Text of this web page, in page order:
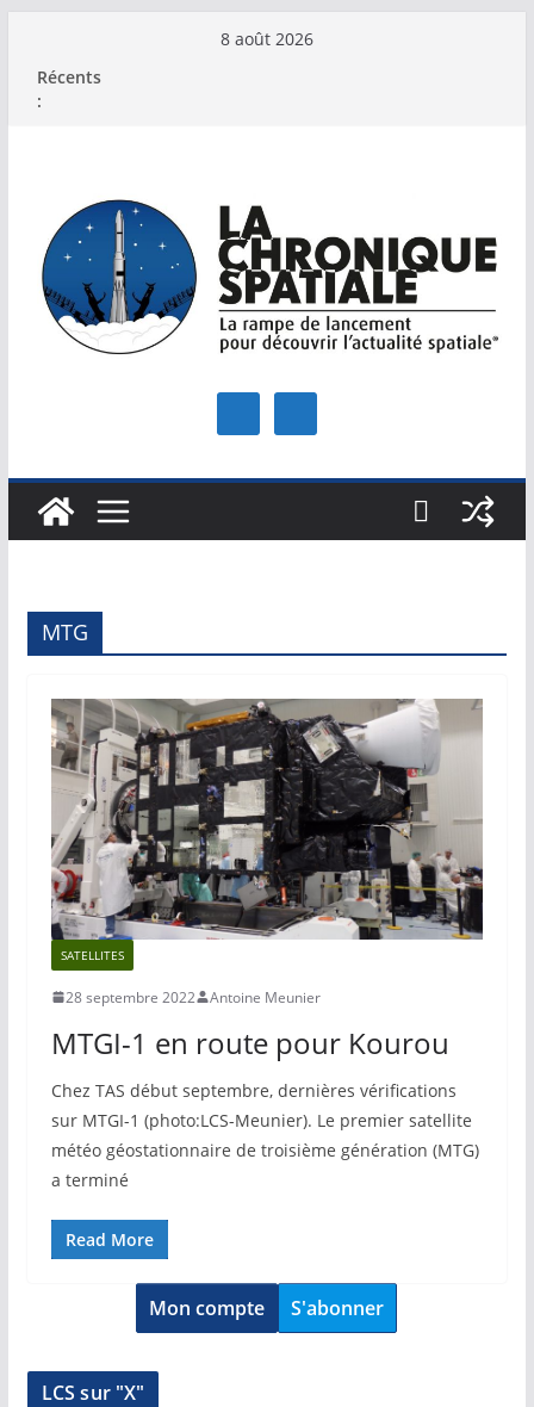
contenu
8 août 2026
Récents
:
MTG
SATELLITES
28 septembre 2022 Antoine Meunier
MTGI-1 en route pour Kourou
Chez TAS début septembre, dernières vérifications
sur MTGI-1 (photo:LCS-Meunier). Le premier satellite
météo géostationnaire de troisième génération (MTG)
a terminé
Read More
Mon compte S'abonner
LCS sur "X"